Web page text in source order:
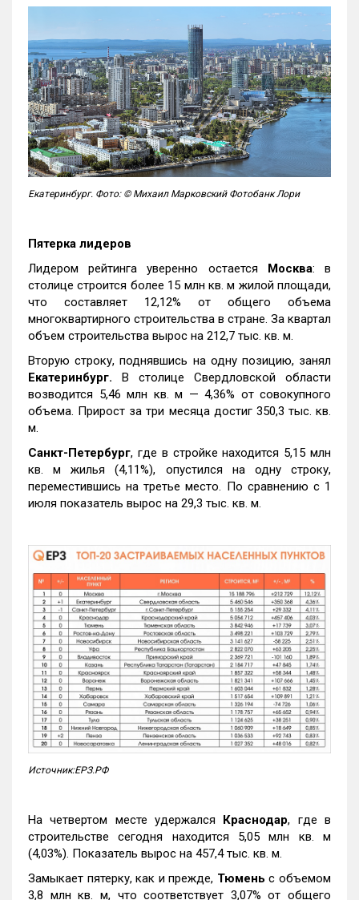
Екатеринбург. Фото: © Михаил Марковский Фотобанк Лори
Пятерка лидеров
Лидером рейтинга уверенно остается Москва: в
столице строится более 15 млн кв. м жилой площади,
что составляет 12,12% от общего объема
многоквартирного строительства в стране. За квартал
объем строительства вырос на 212,7 тыс. кв. м.
Вторую строку, поднявшись на одну позицию, занял
Екатеринбург. В столице Свердловской области
возводится 5,46 млн кв. м — 4,36% от совокупного
объема. Прирост за три месяца достиг 350,3 тыс. кв.
м.
Санкт-Петербург, где в стройке находится 5,15 млн
кв. м жилья (4,11%), опустился на одну строку,
переместившись на третье место. По сравнению с 1
июля показатель вырос на 29,3 тыс. кв. м.
Источник:ЕРЗ.РФ
На четвертом месте удержался Краснодар, где в
строительстве сегодня находится 5,05 млн кв. м
(4,03%). Показатель вырос на 457,4 тыс. кв. м.
Замыкает пятерку, как и прежде, Тюмень с объемом
3,8 млн кв. м, что соответствует 3,07% от общего